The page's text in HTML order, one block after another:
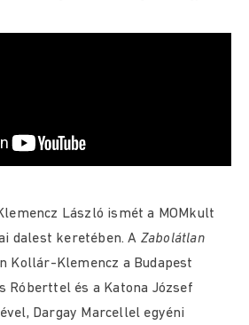
László ismét a MOMkult
dalest keretében. A Zabolátlan
Kollár-Klemencz a Budapest
Róberttel és a Katona József
Dargay Marcellel egyéni